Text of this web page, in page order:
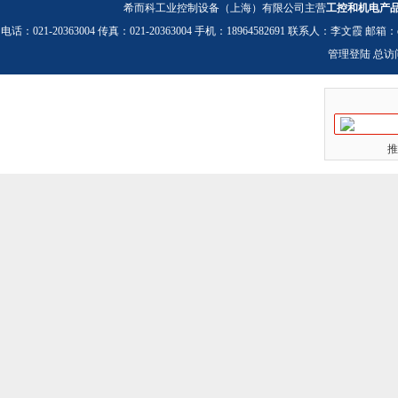
希而科工业控制设备（上海）有限公司主营工控和机电产
电话：021-20363004 传真：021-20363004 手机：18964582691 联系人：李文霞 邮箱：
管理登陆 总访